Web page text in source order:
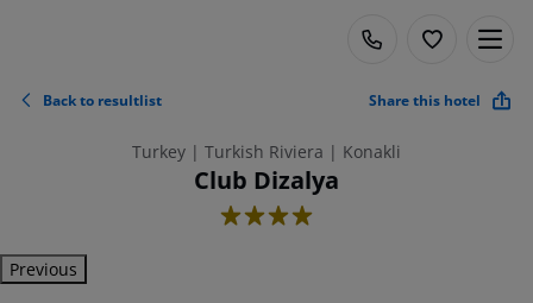
Back to resultlist Share this hotel
Turkey | Turkish Riviera | Konakli
Club Dizalya
4
Previous